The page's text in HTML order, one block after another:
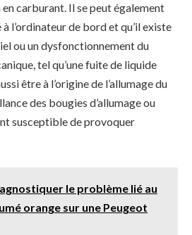
carburant. Il se peut également
l’ordinateur de bord et qu’il existe
ou un dysfonctionnement du
tel qu’une fuite de liquide
être à l’origine de l’allumage du
des bougies d’allumage ou
susceptible de provoquer
le problème lié au
orange sur une Peugeot